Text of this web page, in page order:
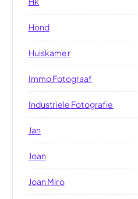
Hond
Huiskamer
Immo Fotograaf
Industriele Fotografie
Jan
Joan
Joan Miro